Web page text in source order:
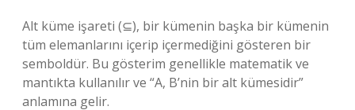
Alt küme işareti (⊆), bir kümenin başka bir kümenin
tüm elemanlarını içerip içermediğini gösteren bir
semboldür. Bu gösterim genellikle matematik ve
mantıkta kullanılır ve “A, B’nin bir alt kümesidir”
anlamına gelir.